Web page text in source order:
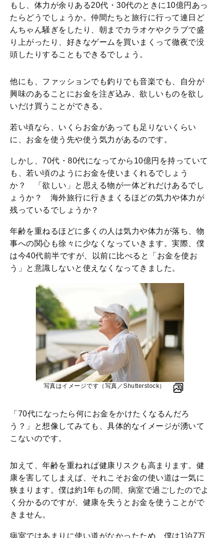
もし、体力が余りある20代・30代のときに10億円あっ
たらどうでしょうか。仲間たちと旅行に行って連日ど
んちゃん騒ぎをしたり、朝までカラオケやクラブで盛
り上がったり、好きなゲームを買いまくって徹夜で没
頭したりすることもできるでしょう。
他にも、ファッションでも釣りでも音楽でも、自分が
興味のあることにお金を注ぎ込み、欲しいものを欲し
いだけ買うことができる。
若い頃なら、いくらお金があっても足りないくらい
に、お金を使う先や使う気力があるのです。
しかし、70代・80代になってから10億円を持っていて
も、若い頃のようにお金を使いまくれるでしょう
か？ 「欲しい」と思える物が一体どれだけあるでし
ょうか？ 海外旅行に行きまくるほどの気力や体力が
残っているでしょうか？
年齢を重ねるほどに多くの人は気力や体力が落ち、物
事への関心も徐々に少なくなっていきます。実際、僕
は今40代前半ですが、以前に比べると「お金を使お
う」と意識しないと使えなくなってきました。
写真はイメージです（写真／Shutterstock）
「70代になったら何にお金をかけたくなるんだろ
う？」と想像してみても、具体的なイメージが湧いて
こないのです。
加えて、年齢を重ねれば健康リスクも高まります。健
康を害してしまえば、それこそお金の使い道は一気に
狭まります。僕は約1年もの間、病室で過ごしたのでよ
く分かるのですが、健康を失うとお金を使うことがで
きません。
病室ではあまりに使い道がなかったため、僕は1泊7万